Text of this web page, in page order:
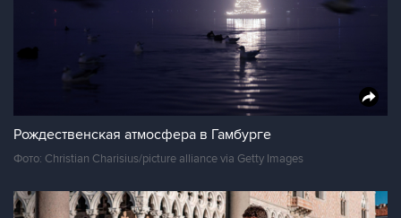
Рождественская атмосфера в Гамбурге
Фото: Christian Charisius/picture alliance via Getty Images